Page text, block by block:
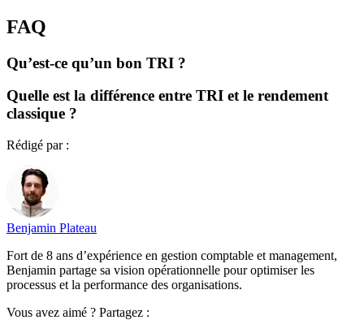
FAQ
Qu’est-ce qu’un bon TRI ?
Quelle est la différence entre TRI et le rendement
classique ?
Rédigé par :
Benjamin Plateau
Fort de 8 ans d’expérience en gestion comptable et management,
Benjamin partage sa vision opérationnelle pour optimiser les
processus et la performance des organisations.
Vous avez aimé ? Partagez :